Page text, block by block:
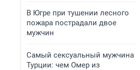
В Югре при тушении лесного
пожара пострадали двое
мужчин
Самый сексуальный мужчина
Турции: чем Омер из